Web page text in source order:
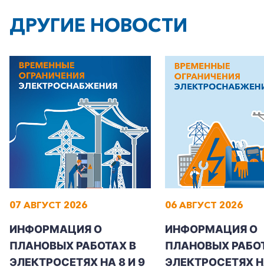
ДРУГИЕ НОВОСТИ
07 АВГУСТ 2026
ИНФОРМАЦИЯ О
ПЛАНОВЫХ РАБОТАХ В
ЭЛЕКТРОСЕТЯХ НА 8 И 9
06 АВГУСТ 2026
ИНФОРМАЦИЯ О
ПЛАНОВЫХ
ЭЛЕКТРОСЕТЯХ